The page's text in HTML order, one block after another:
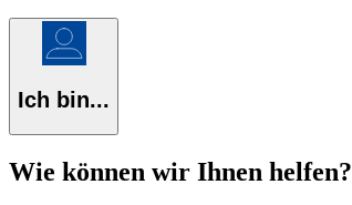
Ich bin...
Wie können wir Ihnen helfen?